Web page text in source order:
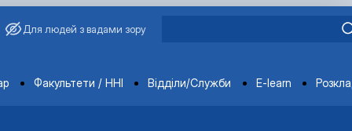
Для людей з вадами зору
Факультети / ННІ Відділи/Служби E-learn